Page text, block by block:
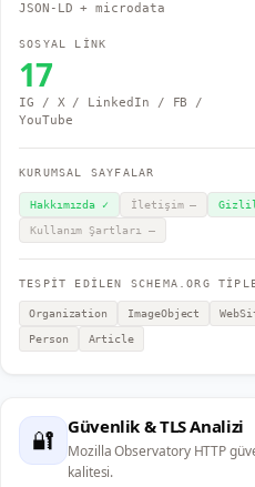
JSON-LD + microdata
SOSYAL LİNK
17
IG / X / LinkedIn / FB /
YouTube
KURUMSAL SAYFALAR
Hakkımızda ✓ İletişim —
Kullanım Şartları —
TESPİT EDİLEN SCHEMA.ORG
Organization ImageObject
Person Article
🔐 Güvenlik & TLS Analizi
Mozilla Observatory HTTP
kalitesi.